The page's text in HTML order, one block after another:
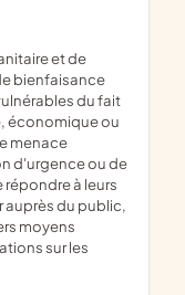
bienfaisance
du fait
économique ou
menace
d'urgence ou de
à leurs
auprès du public,
moyens
sur les